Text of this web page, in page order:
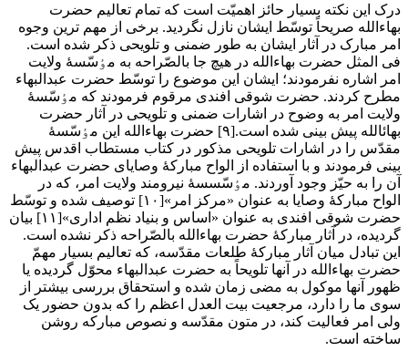
درک این نکته بسیار حائز اهمیّت است که تمام تعالیم حضرت
بهاءالله صریحاً توسّط ایشان نازل نگردید. برخی از مهم ترین وجوه
امر مبارک در آثار ایشان به طور ضمنی و تلویحی ذکر شده است.
فی المثل حضرت بهاءالله در هیچ جا بالصّراحه به مٶسّسۀ ولایت
امر اشاره نفرمودند؛ ایشان این موضوع را توسّط حضرت عبدالبهاء
مطرح کردند. حضرت شوقی افندی مرقوم فرمودند که مٶسّسۀ
ولایت امر به وضوح در اشارات ضمنی و تلویحی در آثار حضرت
بهائالله پیش بینی شده است.[۹] حضرت بهاءالله این مٶسّسۀ
مقدّس را در اشارات تلویحی مذکور در کتاب مستطاب اقدس پیش
بینی فرمودند و با استفاده از الواح مبارکۀ وصایای حضرت عبدالبهاء
آن را به حیّز وجود آوردند. مٶسّسسۀ نیرومند ولایت امر، که در
الواح مبارکۀ وصایا به عنوان «مرکز امر»[۱۰] توصیف شده و توسّط
حضرت شوقی افندی به عنوان «اساس و بنیاد نظم اداری»[۱۱] بیان
گردیده، در آثار مبارکۀ حضرت بهاءالله بالصّراحه ذکر نشده است.
این تبادل میان آثار مبارکۀ طلعات مقدّسه، که تعالیم بسیار مهمّ
حضرت بهاءالله در آنها تلویحاً به حضرت عبدالبهاء محوّل گردیده یا
ظهور آنها موکول به مضی زمان شده و استحقاق بررسی بیشتر از
سوی ما را دارد، مرجعیت بیت العدل اعظم را که بدون حضور یک
ولی امر فعالیت کند، در متون مقدّسه و نصوص مبارکه روشن
ساخته است.